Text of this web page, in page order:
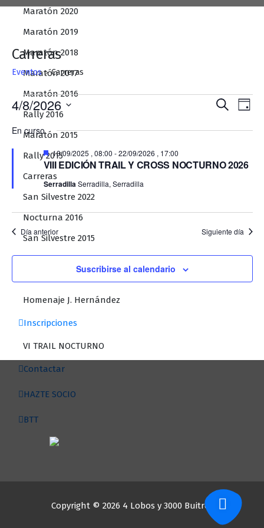
Maratón 2020
Maratón 2019
Maratón 2018
Maratón 2017
Maratón 2016
Rally 2016
Maratón 2015
Rally 2015
Carreras
San Silvestre 2022
Nocturna 2016
San Silvestre 2015
Nocturna 2015
San Silvestre 2014
Homenaje J. Hernández
Inscripciones
VI TRAIL NOCTURNO
Contactar
HAZTE SOCIO
BTT
Carreras
Eventos Carreras
Eventos
en
08/04/2026
y
vistas
Buscar
de
Día
4/8/2026
Selecciona
la
fecha.
En curso
VIII EDICIÓN TRAIL Y CROSS NOCTURNO 2026
Destacado
13/09/2025 , 08:00 -22/09/2026 , 17:00
SerradillaSerradilla, Serradilla
Día anterior Siguiente día
Suscribirse al calendario
Copyright © 2026 4 Lobos y 3000 Buitres